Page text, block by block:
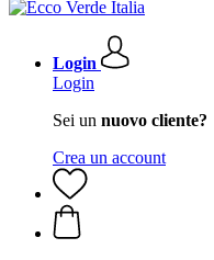
Login
Login
Sei un nuovo cliente?
Crea un account